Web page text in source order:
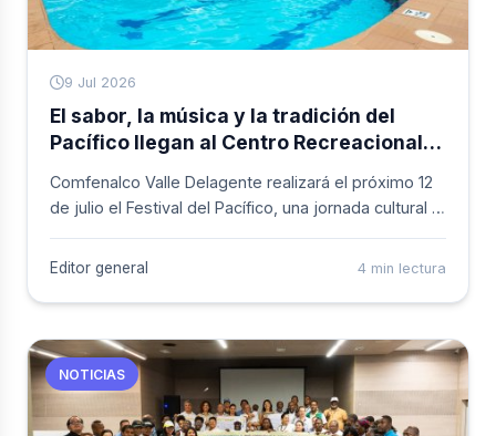
9 Jul 2026
El sabor, la música y la tradición del
Pacífico llegan al Centro Recreacional
familia
Comfenalco Valle Delagente realizará el próximo 12
de julio el Festival del Pacífico, una jornada cultural y
de las regiones más representativas de Colombia y
vallecaucanas.
Editor general 4 min lectura
NOTICIAS